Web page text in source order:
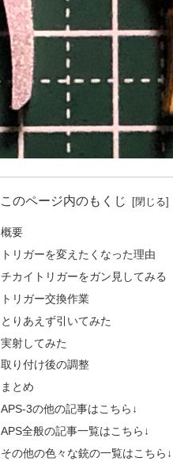
このページ内のもくじ
概要
トリガーを変えたくなった理由
チカイトリガーをガン見してみる
トリガー交換作業
とりあえず引いてみた
実射してみた
取り付け後の調整
まとめ
APS-3の他の記事はこちら↓
APS全般の記事一覧はこちら↓
その他の色々な銃の一覧はこちら↓